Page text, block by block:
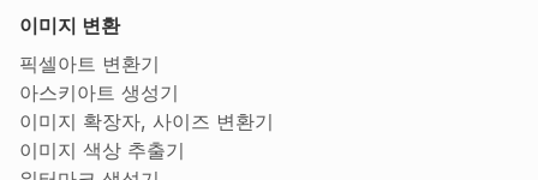
이미지 변환
픽셀아트 변환기
아스키아트 생성기
이미지 확장자, 사이즈 변환기
이미지 색상 추출기